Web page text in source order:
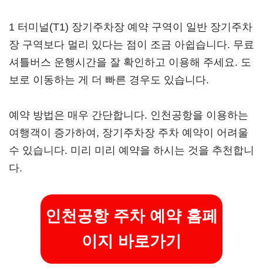
1 터미널(T1) 장기주차장 예약 구역이 일반 장기주차
장 구역보다 멀리 있다는 점이 조금 아쉽습니다. 무료
셔틀버스 운행시간을 잘 확인하고 이용해 주세요. 도
보로 이동하는 게 더 빠른 경우도 있습니다.
예약 방법은 매우 간단합니다. 인천공항을 이용하는
여행객이 증가하여, 장기주차장 주차 예약이 어려울
수 있습니다. 미리 미리 예약을 하시는 것을 추천합니
다.
인천공항 주차 예약 홈페
이지 바로가기